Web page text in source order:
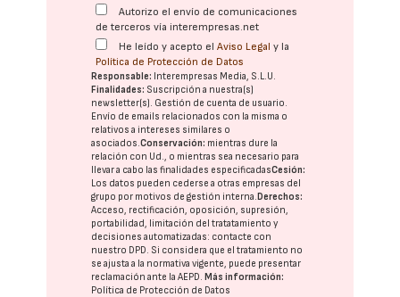
Autorizo el envío de comunicaciones
de terceros vía interempresas.net
He leído y acepto elAviso Legal y la
Política de Protección de Datos
Responsable: Interempresas Media, S.L.U.
Finalidades: Suscripción a nuestra(s)
newsletter(s). Gestión de cuenta de usuario.
Envío de emails relacionados con la misma o
relativos a intereses similares o
asociados.Conservación: mientras dure la
relación con Ud., o mientras sea necesario para
llevar a cabo las finalidades especificadasCesión:
Los datos pueden cederse a otras empresas del
grupo por motivos de gestión interna.Derechos:
Acceso, rectificación, oposición, supresión,
portabilidad, limitación del tratatamiento y
decisiones automatizadas: contacte con
nuestro DPD . Si considera que el tratamiento no
se ajusta a la normativa vigente, puede presentar
reclamación ante laAEPD .Más información:
Política de Protección de Datos